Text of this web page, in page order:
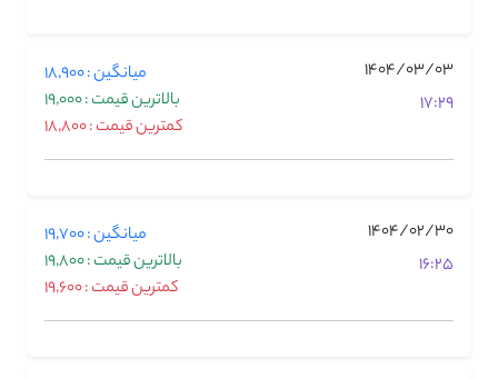
1404/03/03
17:29
میانگین : 18,900
بالاترین قیمت : 19,000
کمترین قیمت : 18,800
1404/02/30
16:25
میانگین : 19,700
بالاترین قیمت : 19,800
کمترین قیمت : 19,600